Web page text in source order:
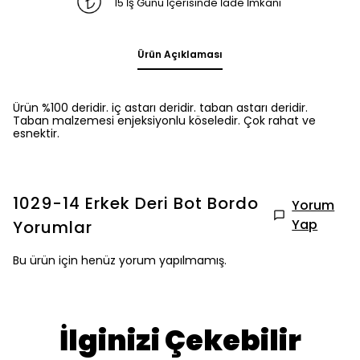
Ürün Açıklaması
Ürün %100 deridir. iç astarı deridir. taban astarı deridir.
Taban malzemesi enjeksiyonlu köseledir. Çok rahat ve
esnektir.
1029-14 Erkek Deri Bot Bordo
Yorumlar
Yorum
Yap
Bu ürün için henüz yorum yapılmamış.
İlginizi Çekebilir